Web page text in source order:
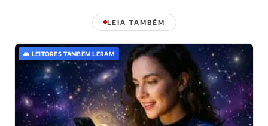
LEIA TAMBÉM
👥 LEITORES TAMBÉM LERAM